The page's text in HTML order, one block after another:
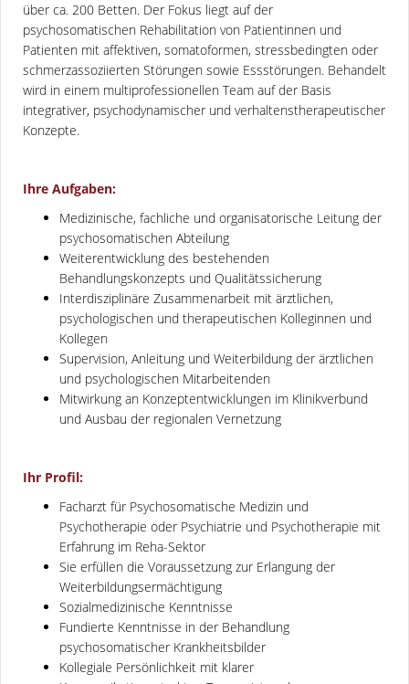
über ca. 200 Betten. Der Fokus liegt auf der
psychosomatischen Rehabilitation von Patientinnen und
Patienten mit affektiven, somatoformen, stressbedingten oder
schmerzassoziierten Störungen sowie Essstörungen. Behandelt
wird in einem multiprofessionellen Team auf der Basis
integrativer, psychodynamischer und verhaltenstherapeutischer
Konzepte.
Ihre Aufgaben:
Medizinische, fachliche und organisatorische Leitung der
psychosomatischen Abteilung
Weiterentwicklung des bestehenden
Behandlungskonzepts und Qualitätssicherung
Interdisziplinäre Zusammenarbeit mit ärztlichen,
psychologischen und therapeutischen Kolleginnen und
Kollegen
Supervision, Anleitung und Weiterbildung der ärztlichen
und psychologischen Mitarbeitenden
Mitwirkung an Konzeptentwicklungen im Klinikverbund
und Ausbau der regionalen Vernetzung
Ihr Profil:
Facharzt für Psychosomatische Medizin und
Psychotherapie oder Psychiatrie und Psychotherapie mit
Erfahrung im Reha-Sektor
Sie erfüllen die Voraussetzung zur Erlangung der
Weiterbildungsermächtigung
Sozialmedizinische Kenntnisse
Fundierte Kenntnisse in der Behandlung
psychosomatischer Krankheitsbilder
Kollegiale Persönlichkeit mit klarer